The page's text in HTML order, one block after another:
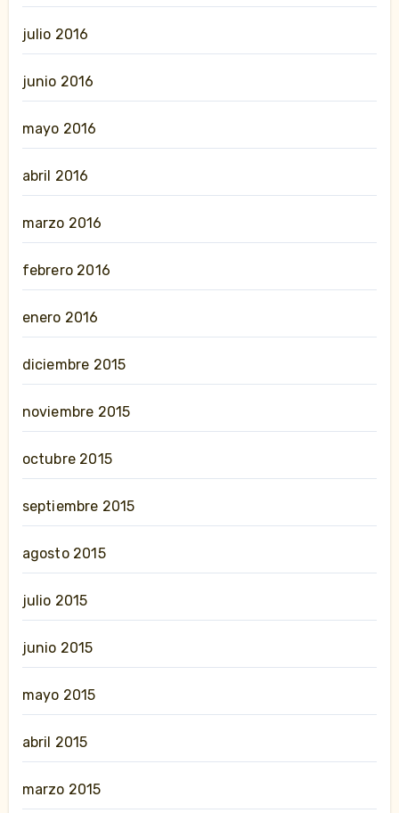
julio 2016
junio 2016
mayo 2016
abril 2016
marzo 2016
febrero 2016
enero 2016
diciembre 2015
noviembre 2015
octubre 2015
septiembre 2015
agosto 2015
julio 2015
junio 2015
mayo 2015
abril 2015
marzo 2015